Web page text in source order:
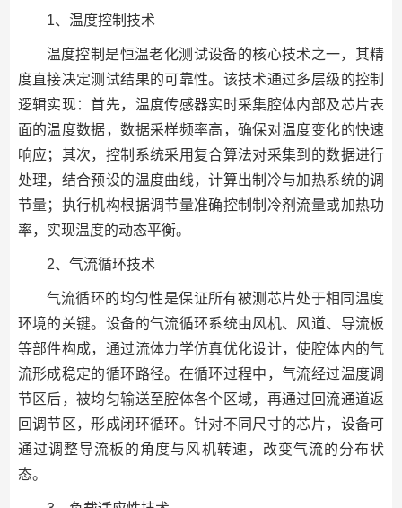
1、温度控制技术
温度控制是恒温老化测试设备的核心技术之一，其精
度直接决定测试结果的可靠性。该技术通过多层级的控制
逻辑实现：首先，温度传感器实时采集腔体内部及芯片表
面的温度数据，数据采样频率高，确保对温度变化的快速
响应；其次，控制系统采用复合算法对采集到的数据进行
处理，结合预设的温度曲线，计算出制冷与加热系统的调
节量；执行机构根据调节量准确控制制冷剂流量或加热功
率，实现温度的动态平衡。
2、气流循环技术
气流循环的均匀性是保证所有被测芯片处于相同温度
环境的关键。设备的气流循环系统由风机、风道、导流板
等部件构成，通过流体力学仿真优化设计，使腔体内的气
流形成稳定的循环路径。在循环过程中，气流经过温度调
节区后，被均匀输送至腔体各个区域，再通过回流通道返
回调节区，形成闭环循环。针对不同尺寸的芯片，设备可
通过调整导流板的角度与风机转速，改变气流的分布状
态。